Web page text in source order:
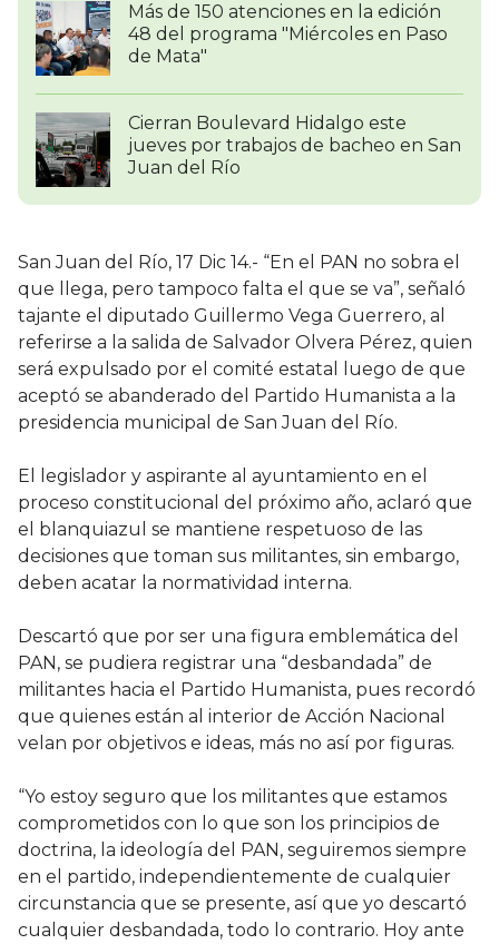
Más de 150 atenciones en la edición
48 del programa "Miércoles en Paso
de Mata"
Cierran Boulevard Hidalgo este
jueves por trabajos de bacheo en San
Juan del Río
San Juan del Río, 17 Dic 14.- “En el PAN no sobra el
que llega, pero tampoco falta el que se va”, señaló
tajante el diputado Guillermo Vega Guerrero, al
referirse a la salida de Salvador Olvera Pérez, quien
será expulsado por el comité estatal luego de que
aceptó se abanderado del Partido Humanista a la
presidencia municipal de San Juan del Río.
El legislador y aspirante al ayuntamiento en el
proceso constitucional del próximo año, aclaró que
el blanquiazul se mantiene respetuoso de las
decisiones que toman sus militantes, sin embargo,
deben acatar la normatividad interna.
Descartó que por ser una figura emblemática del
PAN, se pudiera registrar una “desbandada” de
militantes hacia el Partido Humanista, pues recordó
que quienes están al interior de Acción Nacional
velan por objetivos e ideas, más no así por figuras.
“Yo estoy seguro que los militantes que estamos
comprometidos con lo que son los principios de
doctrina, la ideología del PAN, seguiremos siempre
en el partido, independientemente de cualquier
circunstancia que se presente, así que yo descartó
cualquier desbandada, todo lo contrario. Hoy ante